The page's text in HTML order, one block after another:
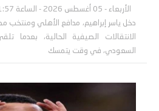
الأربعاء - 05 أغسطس 2026 - الساعة 01:57 م
دخل ياسر إبراهيم، مدافع الأهلي ومنتخب
الانتقالات الصيفية الحالية، بعدما
السعودي، في وقت يتمسك